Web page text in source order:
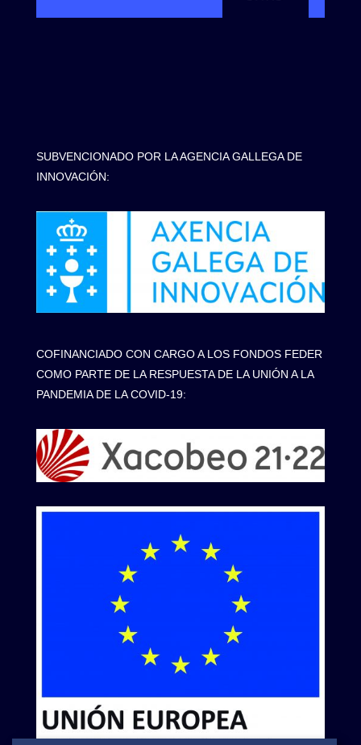
SUBVENCIONADO POR LA AGENCIA GALLEGA DE
INNOVACIÓN:
COFINANCIADO CON CARGO A LOS FONDOS FEDER
COMO PARTE DE LA RESPUESTA DE LA UNIÓN A LA
PANDEMIA DE LA COVID-19: